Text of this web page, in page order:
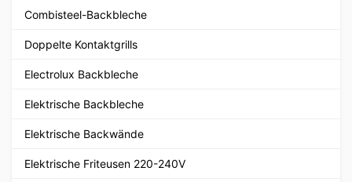
Combisteel-Backbleche
Doppelte Kontaktgrills
Electrolux Backbleche
Elektrische Backbleche
Elektrische Backwände
Elektrische Friteusen 220-240V